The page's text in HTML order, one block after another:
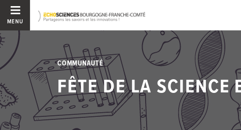
MENU
COMMUNAUTÉ
FÊTE DE LA SCIENCE